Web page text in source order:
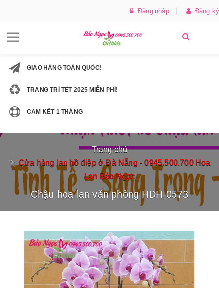
Đăng nhập Đăng ký
GIAO HÀNG TOÀN QUỐC!
TRANG TRÍ TẾT 2025 MIỄN PHÍ!
CAM KẾT 1 THÁNG
Trang chủ
Cửa hàng lan hồ điệp ở Đà Nẵng - 0945.500.700 Hoa
Lan Bảo Ngọc
Chậu hoa lan văn phòng HDH-0573